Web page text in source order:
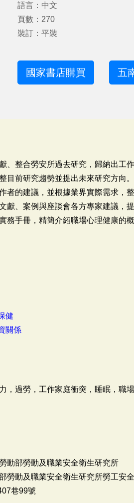
語言：中文
頁數：270
裝訂：平裝
國家書店購買 五
、整合勞安所過去研究，歸納出工
目前研究趨勢並提出未來研究方向
者的建議，並根據業界實際需求，
獻、案例與座談會各方專家建議，
務手冊，精簡介紹職場心理健康的
健
關係
，過勞，工作家庭衝突，睡眠，職
動部勞動及職業安全衛生研究所
勞動及職業安全衛生研究所勞工安
巷99號